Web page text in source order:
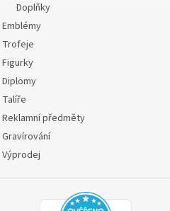
Doplňky
Emblémy
Trofeje
Figurky
Diplomy
Talíře
Reklamní předměty
Gravírování
Výprodej